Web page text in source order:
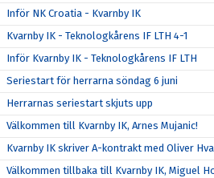
Inför NK Croatia - Kvarnby IK
Kvarnby IK - Teknologkårens IF LTH 4-1
Inför Kvarnby IK - Teknologkårens IF LTH
Seriestart för herrarna söndag 6 juni
Herrarnas seriestart skjuts upp
Välkommen till Kvarnby IK, Arnes Mujanic!
Kvarnby IK skriver A-kontrakt med Oliver
Välkommen tillbaka till Kvarnby IK, Miguel